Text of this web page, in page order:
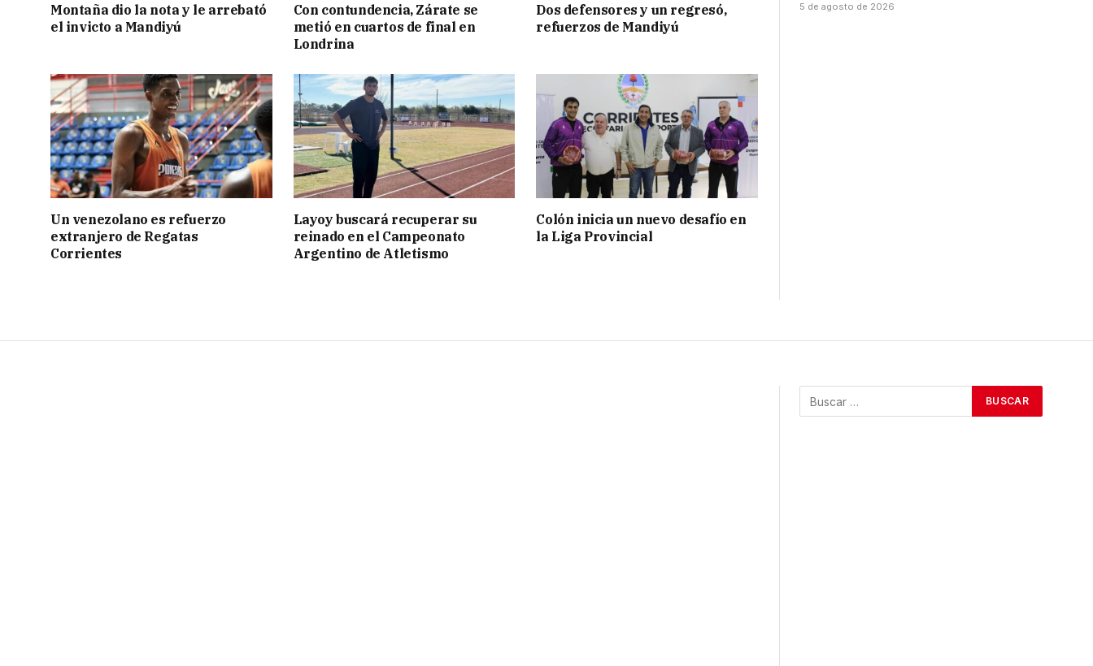
Montaña dio la nota y le arrebató
el invicto a Mandiyú
Con contundencia, Zárate se
metió en cuartos de final en
Londrina
Dos defensores y un regresó,
refuerzos de Mandiyú
Un venezolano es refuerzo
extranjero de Regatas
Corrientes
Layoy buscará recuperar su
reinado en el Campeonato
Argentino de Atletismo
Colón inicia un nuevo desafío en
la Liga Provincial
5 de agosto de 2026